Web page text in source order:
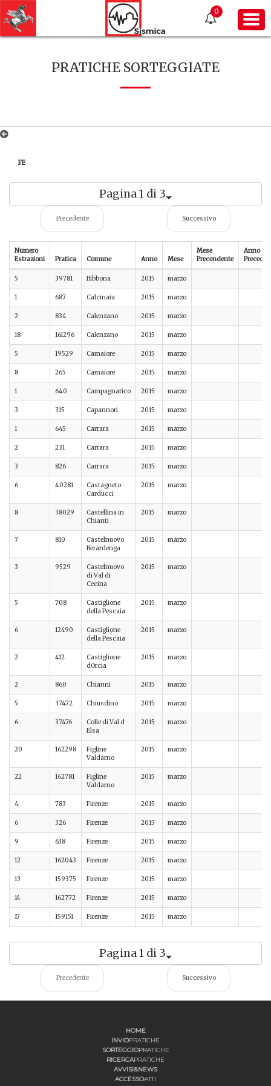
0
PRATICHE SORTEGGIATE
FE
Pagina 1 di 3
Precedente Successivo
Numero
Estrazioni
Pratica Comune Anno Mese
Mese
Precendente
Anno
5 39781 Bibbona 2015 marzo
1 687 Calcinaia 2015 marzo
2 834 Calenzano 2015 marzo
18 161296 Calenzano 2015 marzo
5 19529 Camaiore 2015 marzo
8 265 Camaiore 2015 marzo
1 640 Campagnatico 2015 marzo
3 315 Capannori 2015 marzo
1 645 Carrara 2015 marzo
2 231 Carrara 2015 marzo
3 826 Carrara 2015 marzo
6 40281
Castagneto
Carducci
2015 marzo
8 38029
Castellina in
Chianti
2015 marzo
7 810
Castelnuovo
Berardenga
2015 marzo
3 9529
Castelnuovo
di Val di
Cecina
2015 marzo
5 708
Castiglione
della Pescaia
2015 marzo
6 12490
Castiglione
della Pescaia
2015 marzo
2 412
Castiglione
dOrcia
2015 marzo
2 860 Chianni 2015 marzo
5 37472 Chiusdino 2015 marzo
6 37476
Colle di Val d
Elsa
2015 marzo
20 162298
Figline
Valdarno
2015 marzo
22 162781
Figline
Valdarno
2015 marzo
4 783 Firenze 2015 marzo
6 326 Firenze 2015 marzo
9 638 Firenze 2015 marzo
12 162043 Firenze 2015 marzo
13 159375 Firenze 2015 marzo
14 162772 Firenze 2015 marzo
17 159151 Firenze 2015 marzo
Pagina 1 di 3
Precedente Successivo
HOME
INVIOPRATICHE
SORTEGGIOPRATICHE
RICERCAPRATICHE
AVVISI&NEWS
ACCESSOATTI